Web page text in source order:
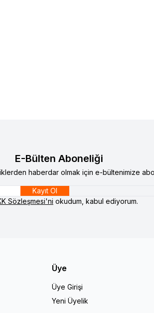
E-Bülten Aboneliği
haberdar olmak için e-bültenimize
Kayıt Ol
Sözleşmesi'ni okudum, kabul ediyorum.
Üye
Üye Girişi
Yeni Üyelik